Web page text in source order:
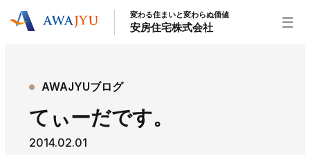
リフォーム事業 外装事業
不動産事業
変わる住まいと変わらぬ価値
安房住宅株式会社
AWAJYUブログ
てぃーだです。
2014.02.01